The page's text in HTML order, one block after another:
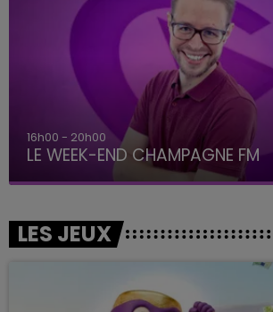
16h00 - 20h00
LE WEEK-END CHAMPAGNE FM
LES JEUX